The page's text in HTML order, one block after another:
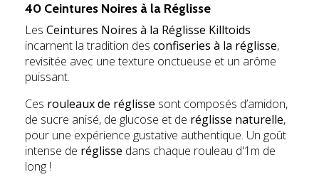
40 Ceintures Noires à la Réglisse
Les Ceintures Noires à la Réglisse Killtoids
incarnent la tradition des confiseries à la réglisse,
revisitée avec une texture onctueuse et un arôme
puissant.
Ces rouleaux de réglisse sont composés d’amidon,
de sucre anisé, de glucose et de réglisse naturelle,
pour une expérience gustative authentique. Un goût
intense de réglisse dans chaque rouleau d'1m de
long !